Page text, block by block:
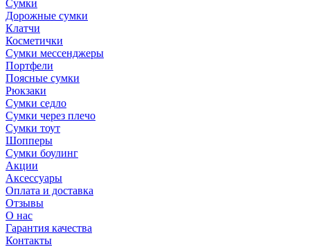
Сумки
Дорожные сумки
Клатчи
Косметички
Сумки мессенджеры
Портфели
Поясные сумки
Рюкзаки
Сумки седло
Сумки через плечо
Сумки тоут
Шопперы
Сумки боулинг
Акции
Аксессуары
Оплата и доставка
Отзывы
О нас
Гарантия качества
Контакты